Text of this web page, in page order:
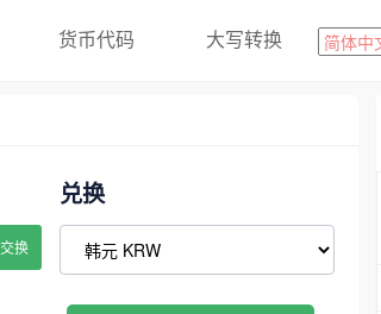
货币代码 大写转换
交换
兑换